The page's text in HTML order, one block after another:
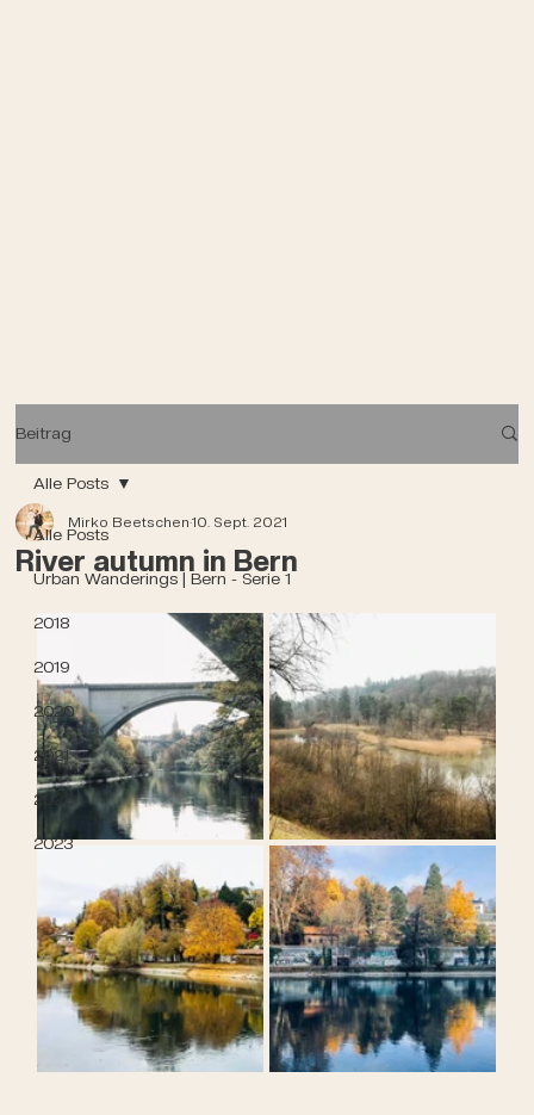
Beitrag
Alle Posts
Urban Wanderings | Bern - Serie 1
2018
2019
2020
2021
2022
2023
Alle Posts
River autumn in Bern
Mirko Beetschen10. Sept. 2021